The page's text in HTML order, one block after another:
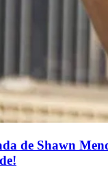
de Shawn